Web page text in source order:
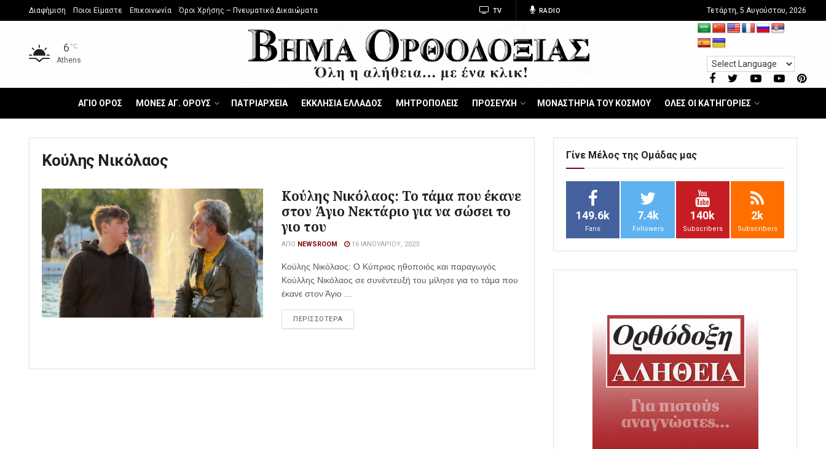
Διαφήμιση Ποιοι Είμαστε Επικοινωνία Όροι Χρήσης – Πνευματικά Δικαιώματα TV RADIO Τετάρτη, 5 Αυγούστου, 2026
6 °C
Athens
ΑΓΙΟ ΟΡΟΣ ΜΟΝΕΣ ΑΓ. ΟΡΟΥΣ ΠΑΤΡΙΑΡΧΕΙΑ ΕΚΚΛΗΣΙΑ ΕΛΛΑΔΟΣ ΜΗΤΡΟΠΟΛΕΙΣ ΠΡΟΣΕΥΧΗ ΜΟΝΑΣΤΗΡΙΑ ΤΟΥ ΚΟΣΜΟΥ ΟΛΕΣ ΟΙ ΚΑΤΗΓΟΡΙΕΣ
Κούλης Νικόλαος
Κούλης Νικόλαος: Το τάμα που έκανε
στον Άγιο Νεκτάριο για να σώσει το
γιο του
ΑΠΌ NEWSROOM 16 ΙΑΝΟΥΑΡΊΟΥ, 2023
Κούλης Νικόλαος: Ο Κύπριος ηθοποιός και παραγωγός
Κούλλης Νικόλαος σε συνέντευξή του μίλησε για το τάμα που
έκανε στον Άγιο ...
ΠΕΡΙΣΣΟΤΕΡΑ
Γίνε Μέλος της Ομάδας μας
149.6k
Fans
7.4k
Followers
140k
Subscribers
2k
Subscribers